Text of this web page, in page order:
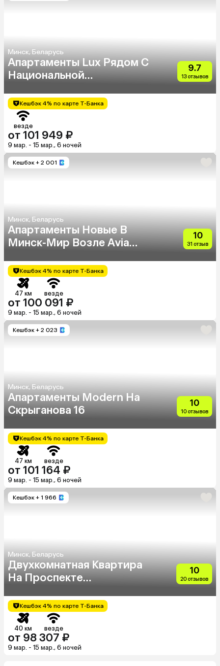
Минск, Беларусь
Апартаменты Lux Рядом С
Национальной
9.7
13 отзывов
Кешбэк 4% по карте Т-Банка
везде
от 101 949 ₽
9 мар. - 15 мар., 6 ночей
Кешбэк + 2 001
Минск, Беларусь
Апартаменты Новые В
Минск-Мир Возле Avia
10
31 отзыв
Кешбэк 4% по карте Т-Банка
47 км везде
от 100 091 ₽
9 мар. - 15 мар., 6 ночей
Кешбэк + 2 023
Минск, Беларусь
Апартаменты Modern На
Скрыганова 16
10
10 отзывов
Кешбэк 4% по карте Т-Банка
47 км везде
от 101 164 ₽
9 мар. - 15 мар., 6 ночей
Кешбэк + 1 966
Минск, Беларусь
Двухкомнатная Квартира
На Проспекте
10
20 отзывов
Кешбэк 4% по карте Т-Банка
40 км везде
от 98 307 ₽
9 мар. - 15 мар., 6 ночей